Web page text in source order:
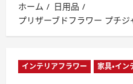
メ
ニ
ュ
ホーム
日用品
プリザーブドフラワー プチ
インテリアフラワー 家具・イン